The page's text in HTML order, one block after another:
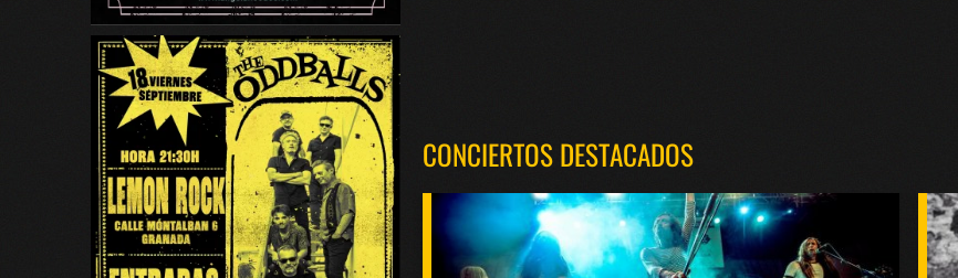
CONCIERTOS DESTACADOS